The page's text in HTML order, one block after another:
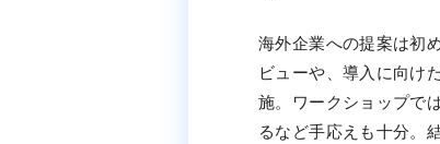
海外企業への提案は初
ビューや、導入に向け
施。ワークショップで
るなど手応えも十分。